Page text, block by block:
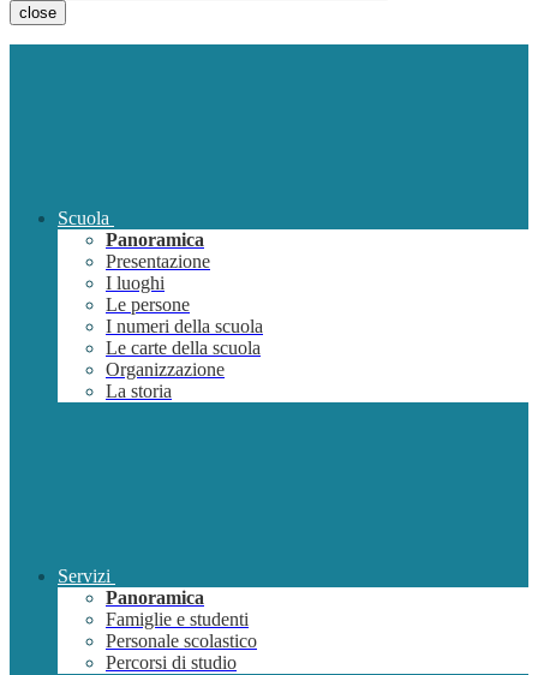
close
Scuola
Panoramica
Presentazione
I luoghi
Le persone
I numeri della scuola
Le carte della scuola
Organizzazione
La storia
Servizi
Panoramica
Famiglie e studenti
Personale scolastico
Percorsi di studio